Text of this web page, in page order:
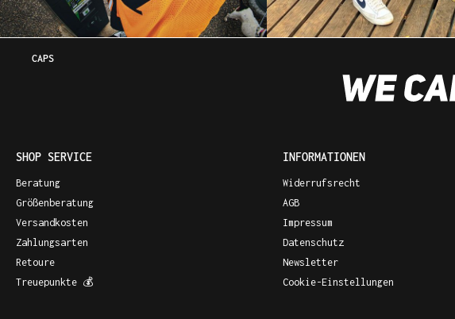
CAPS
SHOP SERVICE
Beratung
Größenberatung
Versandkosten
Zahlungsarten
Retoure
Treuepunkte 💰
INFORMATIONEN
Widerrufsrecht
AGB
Impressum
Datenschutz
Newsletter
Cookie-Einstellungen